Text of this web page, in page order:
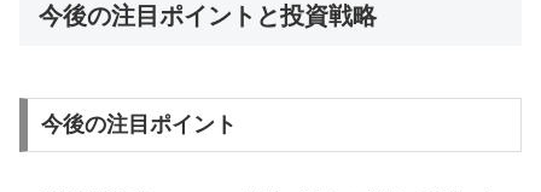
今後の注目ポイントと投資戦略
今後の注目ポイント